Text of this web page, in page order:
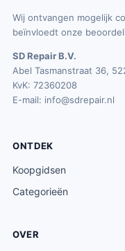
Wij ontvangen mogelijk
beïnvloedt onze
SD Repair B.V.
Abel Tasmanstraat 36,
KvK: 72360208
E-mail: info@sdrepair.nl
ONTDEK
Koopgidsen
Categorieën
OVER